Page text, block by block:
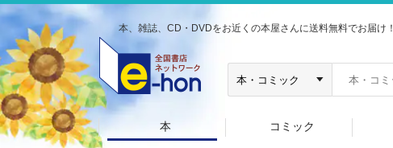
本、雑誌、CD・DVDをお近くの本屋さんに送料無料でお届け！
本 コミック